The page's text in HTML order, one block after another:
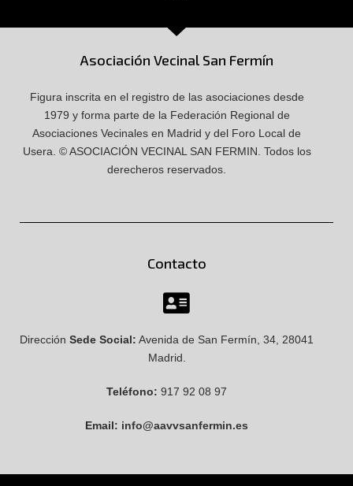
Asociación Vecinal San Fermín
Figura inscrita en el registro de las asociaciones desde
1979 y forma parte de la Federación Regional de
Asociaciones Vecinales en Madrid y del Foro Local de
Usera. © ASOCIACIÓN VECINAL SAN FERMIN. Todos los
derecheros reservados.
Contacto
Dirección Sede Social: Avenida de San Fermín, 34, 28041
Madrid.
Teléfono: 917 92 08 97
Email: info@aavvsanfermin.es